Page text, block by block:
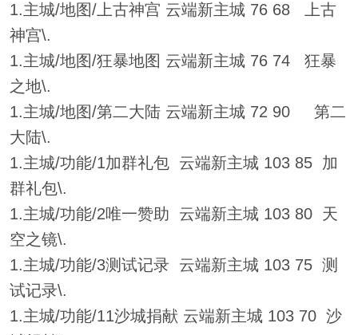
1.主城/地图/上古神宫 云端新主城 76 68 上古
神宫\.
1.主城/地图/狂暴地图 云端新主城 76 74 狂暴
之地\.
1.主城/地图/第二大陆 云端新主城 72 90 第二
大陆\.
1.主城/功能/1加群礼包 云端新主城 103 85 加
群礼包\.
1.主城/功能/2唯一赞助 云端新主城 103 80 天
空之镜\.
1.主城/功能/3测试记录 云端新主城 103 75 测
试记录\.
1.主城/功能/11沙城捐献 云端新主城 103 70 沙